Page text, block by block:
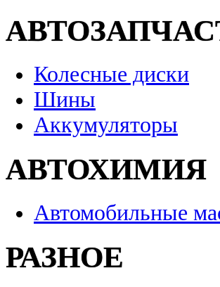
Колесные диски
Шины
Аккумуляторы
АВТОХИМИЯ
Автомобильные
РАЗНОЕ